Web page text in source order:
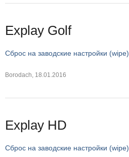
Explay Golf
Сброс на заводские настройки (wipe)
Borodach, 18.01.2016
Explay HD
Сброс на заводские настройки (wipe)